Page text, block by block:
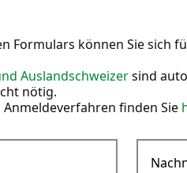
Formulars können Sie sich
Auslandschweizersind
nötig.
finden Sie